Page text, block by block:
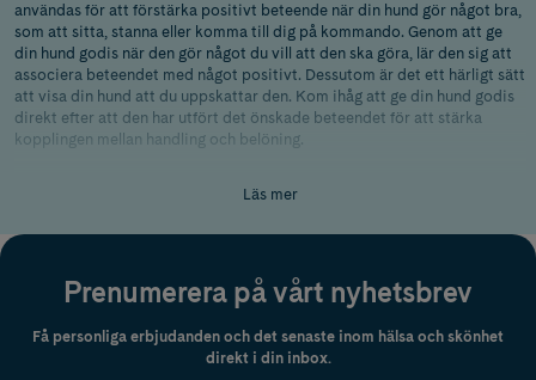
användas för att förstärka positivt beteende när din hund gör något bra,
som att sitta, stanna eller komma till dig på kommando. Genom att ge
din hund godis när den gör något du vill att den ska göra, lär den sig att
associera beteendet med något positivt. Dessutom är det ett härligt sätt
att visa din hund att du uppskattar den. Kom ihåg att ge din hund godis
direkt efter att den har utfört det önskade beteendet för att stärka
kopplingen mellan handling och belöning.
för valpar innehåller också näringsämnen som din lilla valp behöver för
att växa och utvecklas. Vägrar valpen att äta sitt hundgodis? Testa att
byta smak på godiset, kanske tycker den bättre om lax än om lamm!
Läs mer
Prenumerera på vårt nyhetsbrev
Få personliga erbjudanden och det senaste inom hälsa och skönhet
direkt i din inbox.